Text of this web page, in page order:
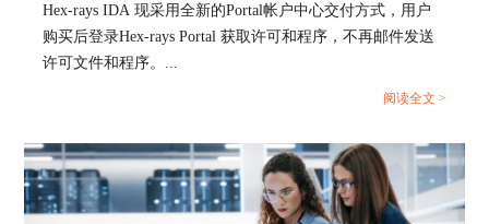
Hex-rays IDA 现采用全新的Portal帐户中心交付方式，用户
购买后登录Hex-rays Portal 获取许可和程序，不再邮件发送
许可文件和程序。...
阅读全文 >